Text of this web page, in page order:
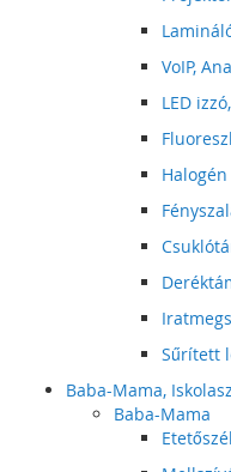
VoIP,
LED
Sűrített
Baba-Mama,
Baba-Mama